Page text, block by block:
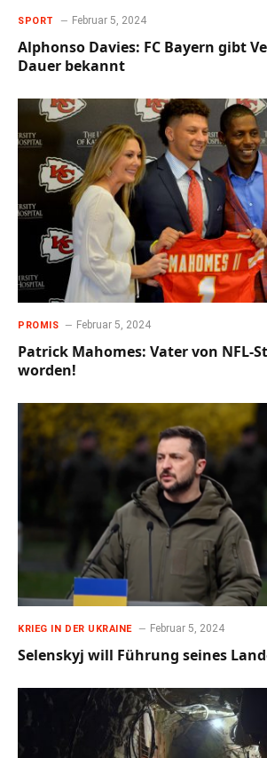
SPORT Februar 5, 2024
Alphonso Davies: FC Bayern gibt
Dauer bekannt
PROMIS Februar 5, 2024
Patrick Mahomes: Vater von NFL-
worden!
KRIEG IN DER UKRAINE Februar 5, 2024
Selenskyj will Führung seines